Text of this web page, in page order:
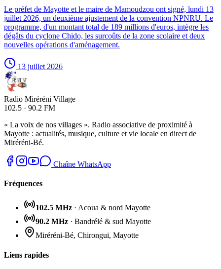
Le préfet de Mayotte et le maire de Mamoudzou ont signé, lundi 13
juillet 2026, un deuxième ajustement de la convention NPNRU. Le
programme, d'un montant total de 189 millions d'euros, intègre les
dégâts du cyclone Chido, les surcoûts de la zone scolaire et deux
nouvelles opérations d'aménagement.
13 juillet 2026
Radio Miréréni Village
102.5 · 90.2 FM
« La voix de nos villages ». Radio associative de proximité à
Mayotte : actualités, musique, culture et vie locale en direct de
Miréréni-Bé.
Chaîne WhatsApp
Fréquences
102.5 MHz · Acoua & nord Mayotte
90.2 MHz · Bandrélé & sud Mayotte
Miréréni-Bé, Chirongui, Mayotte
Liens rapides